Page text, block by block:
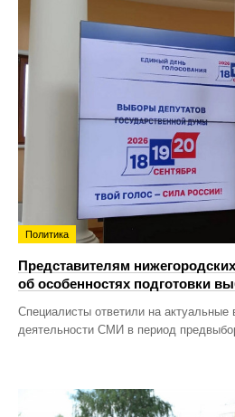
Политика
Представителям
об особенностях подготовки
Специалисты ответили на
деятельности СМИ в период